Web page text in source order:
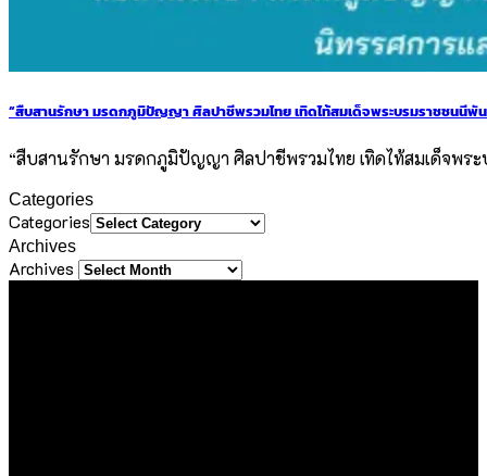
“สืบสานรักษา มรดกภูมิปัญญา ศิลปาชีพรวมไทย เทิดไท้สมเด็จพระบรมราชชนนีพั
“สืบสานรักษา มรดกภูมิปัญญา ศิลปาชีพรวมไทย เทิดไท้สมเด็จพ
Categories
Categories
Archives
Archives